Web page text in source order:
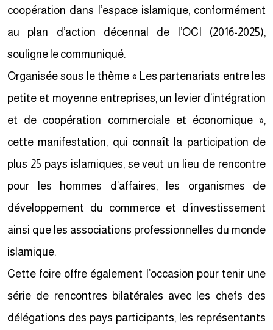
coopération dans l’espace islamique, conformément
au plan d’action décennal de l’OCI (2016-2025),
souligne le communiqué.
Organisée sous le thème « Les partenariats entre les
petite et moyenne entreprises, un levier d’intégration
et de coopération commerciale et économique »,
cette manifestation, qui connaît la participation de
plus 25 pays islamiques, se veut un lieu de rencontre
pour les hommes d’affaires, les organismes de
développement du commerce et d’investissement
ainsi que les associations professionnelles du monde
islamique.
Cette foire offre également l’occasion pour tenir une
série de rencontres bilatérales avec les chefs des
délégations des pays participants, les représentants